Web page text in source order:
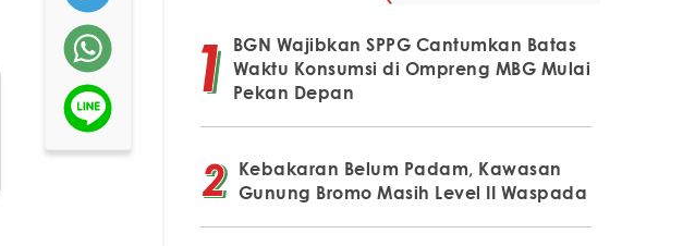
BGN Wajibkan SPPG Cantumkan Batas
Waktu Konsumsi di Ompreng MBG Mulai
Pekan Depan
Kebakaran Belum Padam, Kawasan
Gunung Bromo Masih Level II Waspada